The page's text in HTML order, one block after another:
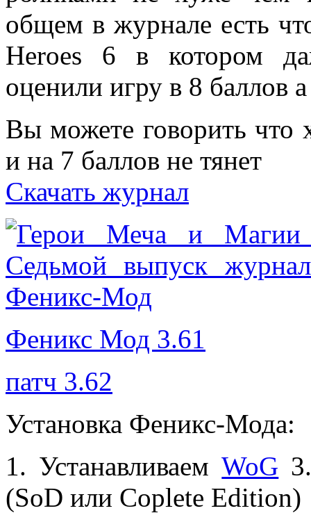
общем в журнале есть
Heroes 6 в котором
оценили игру в 8 баллов
Вы можете говорить что
и на 7 баллов не тянет
Скачать журнал
Феникс Мод 3.61
патч 3.62
Установка Феникс-Мода:
1. УстанавливаемWoG
(SoD или Coplete Edition)